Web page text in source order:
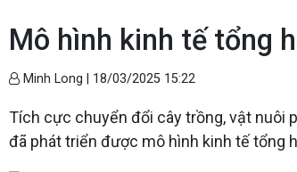
Mô hình kinh tế tổng
Minh Long | 18/03/2025 15:22
Tích cực chuyển đổi cây trồng, vật nuôi
đã phát triển được mô hình kinh tế tổng